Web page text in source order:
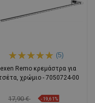
(5)
Remo κρεμάστρα για
χρώμιο - 7050724-00
17,90 € -19,61%